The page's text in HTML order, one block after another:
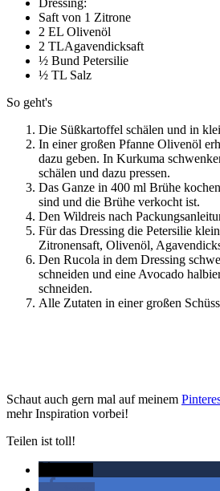
Dressing:
Saft von 1 Zitrone
2 EL Olivenöl
2 TLAgavendicksaft
½ Bund Petersilie
½ TL Salz
So geht's
Die Süßkartoffel schälen und in
In einer großen Pfanne Olivenöl
dazu geben. In Kurkuma
schälen und dazu pressen.
Das Ganze in 400 ml Brühe
sind und die Brühe verkocht ist.
Den Wildreis nach
Für das Dressing die Petersilie
Zitronensaft, Olivenöl,
Den Rucola in dem Dressing
schneiden und eine Avocado
schneiden.
Alle Zutaten in einer großen
Schaut auch gern mal auf meinem
mehr Inspiration vorbei!
Teilen ist toll!